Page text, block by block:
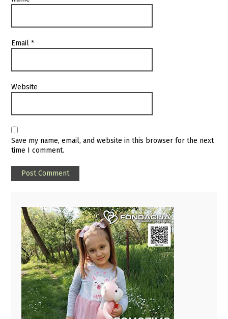
Email*
Website
Save my name, email, and website in this browser for the next
time I comment.